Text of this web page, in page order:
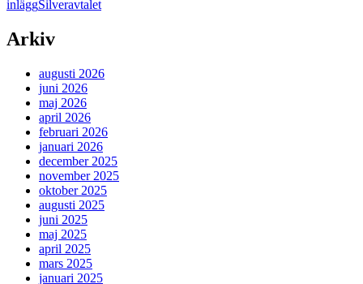
inläggSilveravtalet
Arkiv
augusti 2026
juni 2026
maj 2026
april 2026
februari 2026
januari 2026
december 2025
november 2025
oktober 2025
augusti 2025
juni 2025
maj 2025
april 2025
mars 2025
januari 2025